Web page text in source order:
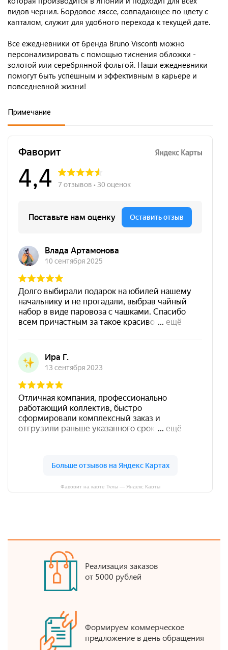
видов чернил. Бордовое ляссе, совпадающее по цвету с
капталом, служит для удобного перехода к текущей дате.
Все ежедневники от бренда Bruno Visconti можно
персонализировать с помощью тиснения обложки -
золотой или серебрянной фольгой. Наши ежедневники
помогут быть успешным и эффективным в карьере и
повседневной жизни!
Примечание
Фаворит на карте Тулы — Яндекс Карты
Реализация заказов
от 5000 рублей
Формируем коммерческое
предложение в день обращения